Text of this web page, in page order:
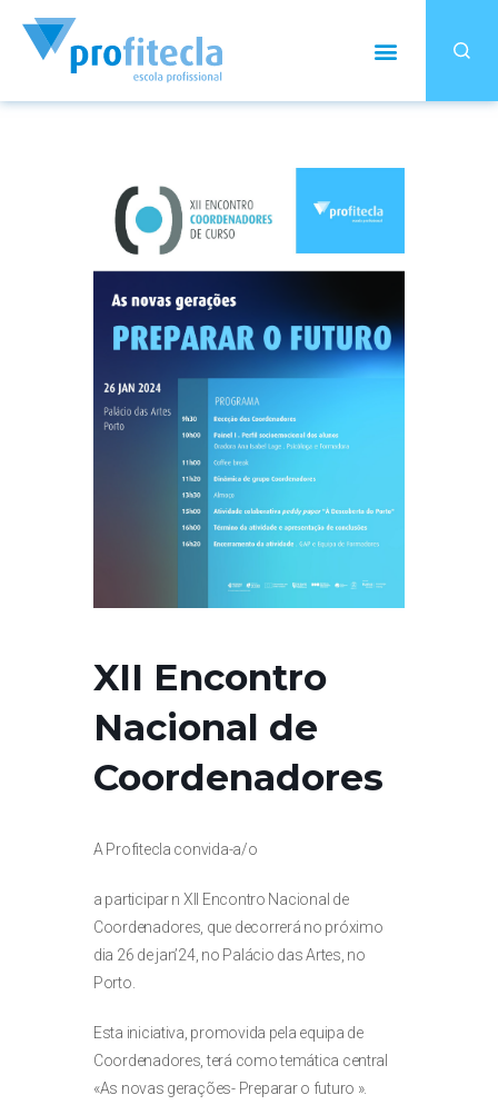
XII Encontro
Nacional de
Coordenadores
A Profitecla convida-a/o
a participar n XII Encontro Nacional de
Coordenadores, que decorrerá no próximo
dia 26 de jan’24, no Palácio das Artes, no
Porto.
Esta iniciativa, promovida pela equipa de
Coordenadores, terá como temática central
«As novas gerações- Preparar o futuro ».